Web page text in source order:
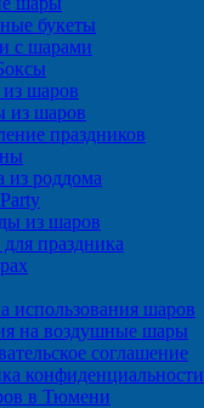
букеты
с шарами
шаров
из шаров
праздников
из роддома
из шаров
праздника
использования шаров
на воздушные шары
соглашение
конфиденциальности
в Тюмени